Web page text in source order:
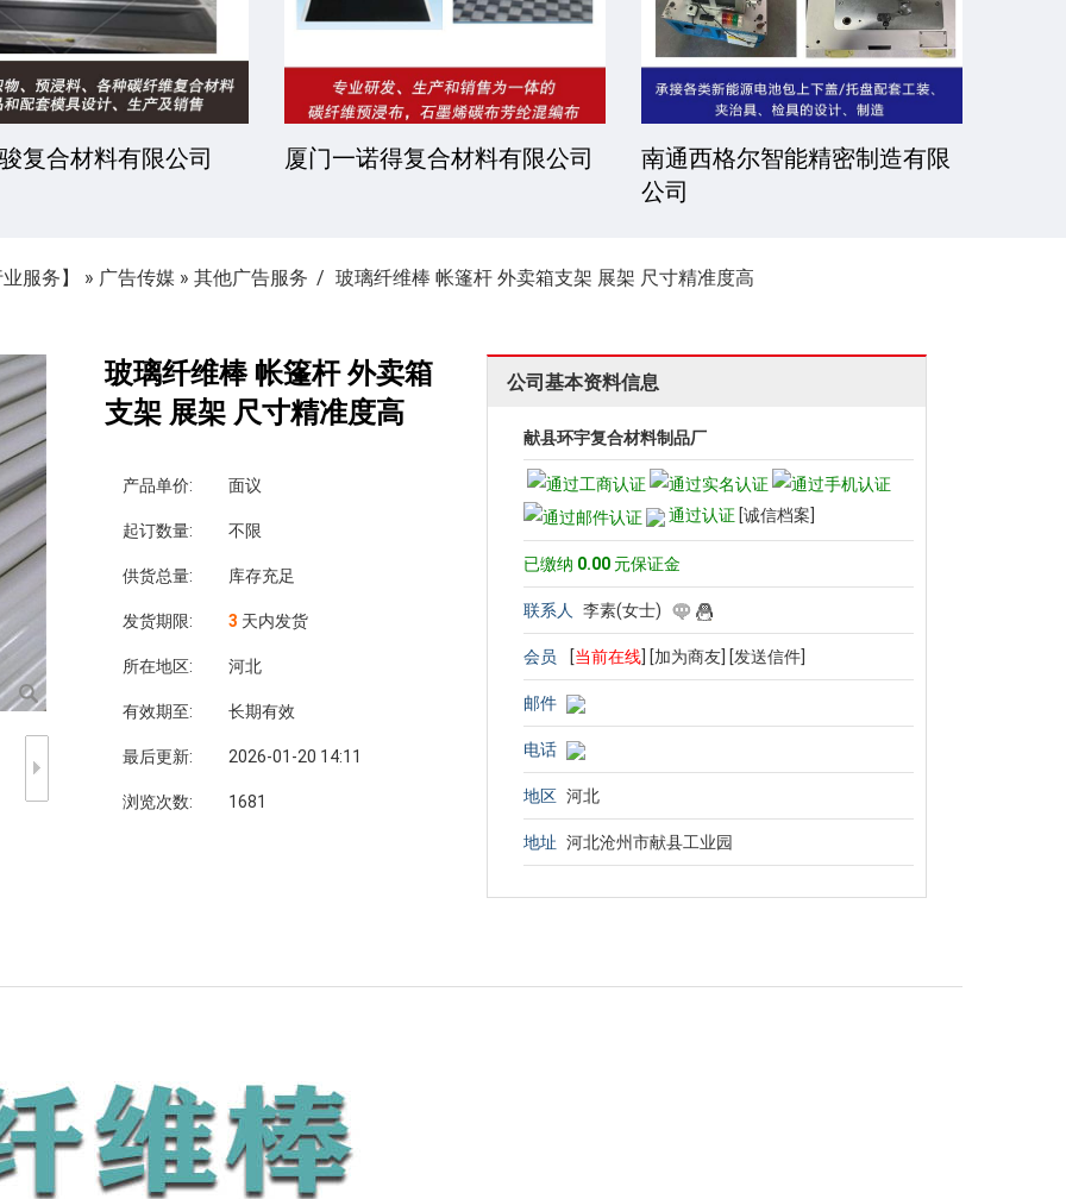
树新材料科技股份有 杭州昕劲复材科技有限公司
薪沄亿（常州）机械科技有限
公司
服务】 » 广告传媒 » 其他广告服务 玻璃纤维棒 帐篷杆 外卖箱支架 展架 尺寸精准度高
玻璃纤维棒 帐篷杆 外卖箱
支架 展架 尺寸精准度高
产品单价: 面议
起订数量: 不限
供货总量: 库存充足
发货期限: 3 天内发货
所在地区: 河北
有效期至: 长期有效
最后更新: 2026-01-20 14:11
浏览次数: 1681
公司基本资料信息
献县环宇复合材料制品厂
通过认证 [诚信档案]
已缴纳 0.00 元保证金
联系人 李素(女士)
会员 [当前在线] [加为商友] [发送信件]
邮件
电话
地区 河北
地址 河北沧州市献县工业园